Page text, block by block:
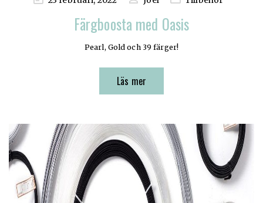
Färgboosta med Oasis
Pearl, Gold och 39 färger!
Läs mer